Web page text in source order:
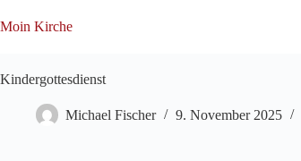
Inhalt
Moin Kirche
Kindergottesdienst
Michael Fischer 9. November 2025